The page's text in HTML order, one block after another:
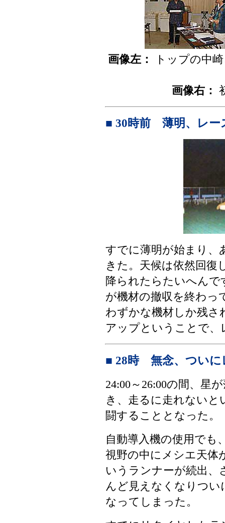
画像左： トップの中
画像右：
■ 30時前 薄明、レー
すでに薄明が始まり、
きた。天候は依然回復
降られたらたいへん
が機材の撤収を終わっ
わずかな機材しか残さ
アップということで、
■ 28時 無念、ついに
24:00～26:00の間、星
き、走るに走れない
闘することとなった。
自動導入機の使用でも
視野の中にメシエ天体
いうランナーが続出、
んど見えなくなりつい
なってしまった。